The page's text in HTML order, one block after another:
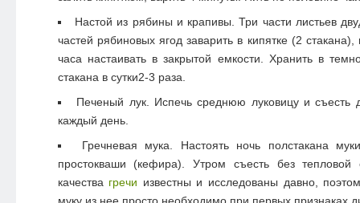
Настой из рябины и крапивы. Три части листьев
частей рябиновых ягод заварить в кипятке (2
часа настаивать в закрытой емкости. Хранить в
стакана в сутки2-3 раза.
Печеный лук. Испечь среднюю луковицу и съесть
каждый день.
Гречневая мука. Настоять ночь полстакана
простокваши (кефира). Утром съесть без тепловой
качества гречи известны и исследованы давно,